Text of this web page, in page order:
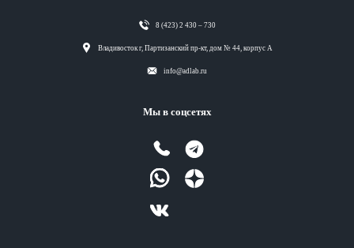
8 (423) 2 430 – 730
Владивосток г, Партизанский пр-кт, дом № 44, корпус А
info@adlab.ru
Мы в соцсетях